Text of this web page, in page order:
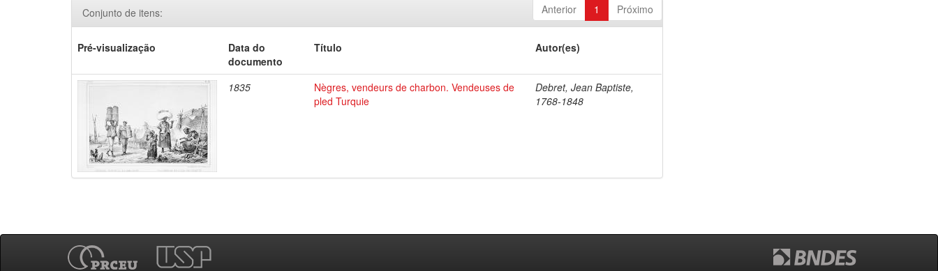
Anterior 1 Próximo
Conjunto de itens:
Pré-visualização
Data do
documento
Título Autor(es)
1835
Nègres, vendeurs de charbon. Vendeuses de
pled Turquie
Debret, Jean Baptiste,
1768-1848